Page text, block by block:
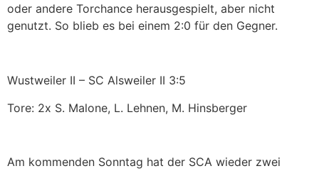
oder andere Torchance herausgespielt, aber nicht
genutzt. So blieb es bei einem 2:0 für den Gegner.
Wustweiler II – SC Alsweiler II 3:5
Tore: 2x S. Malone, L. Lehnen, M. Hinsberger
Am kommenden Sonntag hat der SCA wieder zwei